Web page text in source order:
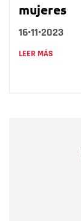
mujeres
16•11•2023
LEER MÁS
Correo